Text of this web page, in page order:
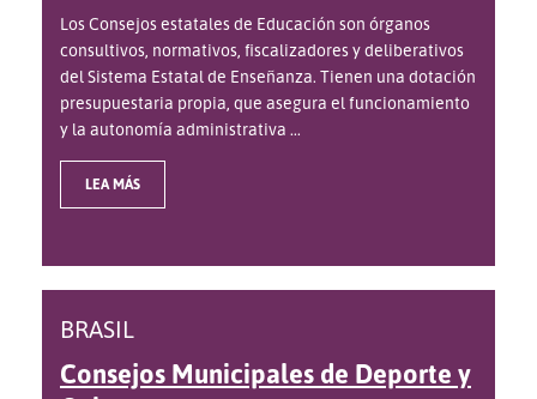
Los Consejos estatales de Educación son órganos
consultivos, normativos, fiscalizadores y deliberativos
del Sistema Estatal de Enseñanza. Tienen una dotación
presupuestaria propia, que asegura el funcionamiento
y la autonomía administrativa ...
LEA MÁS
BRASIL
Consejos Municipales de Deporte y